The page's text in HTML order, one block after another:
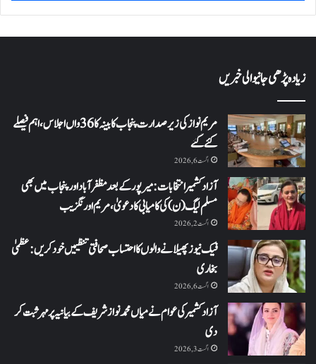
زیادہ پڑھی جانیوالی خبریں
مریم نواز کی زیر صدارت پنجاب کابینہ کا 36واں اجلاس،اہم فیصلے
کئے گئے
اگست 6, 2026
آزاد کشمیر انتخابات: میرپور کے بعد مظفرآباد اور پنجاب میں بھی
مسلم لیگ (ن) کی کامیابی کا دعویٰ، مریم اورنگزیب
اگست 2, 2026
فیک نیوز پھیلانے والوں کا احتساب صحافتی تنظیمیں خود کریں: عظمیٰ
بخاری
اگست 6, 2026
آزاد کشمیر کی عوام نے میاں محمد نواز شریف کے بیانیہ پر مہر ثبت کر
دی
اگست 3, 2026